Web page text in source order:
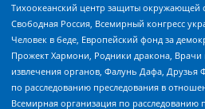
Тихоокеанский центр защиты окружающей
Свободная Россия, Всемирный конгресс
Человек в беде, Европейский фонд за
Прожект Хармони, Родники дракона, Врачи
извлечения органов, Фалунь Дафа, Друзья
по расследованию преследования в
Всемирная организация по расследованию